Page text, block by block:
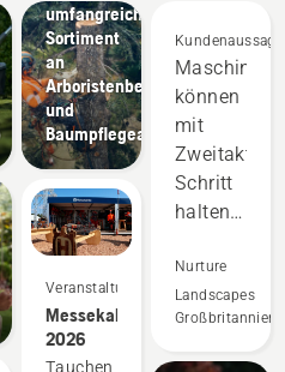
umfangreiches
Sortiment
an
Arboristenbedarf
und
Baumpflegeausrüstung
Veranstaltungen
Messekalender
2026
Tauchen
Maschinen
können
mit
Schritt
halten
übertreffen
sie
sogar
in
Nurture
Landscapes
Großbritannien